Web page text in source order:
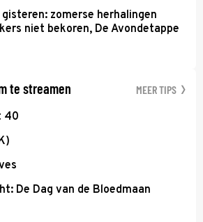
gisteren: zomerse herhalingen
niet bekoren, De Avondetappe
te streamen MEER TIPS
40
De Dag van de Bloedmaan